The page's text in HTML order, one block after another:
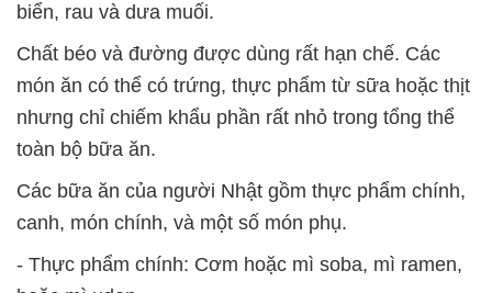
biển, rau và dưa muối.
Chất béo và đường được dùng rất hạn chế. Các
món ăn có thể có trứng, thực phẩm từ sữa hoặc thịt
nhưng chỉ chiếm khẩu phần rất nhỏ trong tổng thể
toàn bộ bữa ăn.
Các bữa ăn của người Nhật gồm thực phẩm chính,
canh, món chính, và một số món phụ.
- Thực phẩm chính: Cơm hoặc mì soba, mì ramen,